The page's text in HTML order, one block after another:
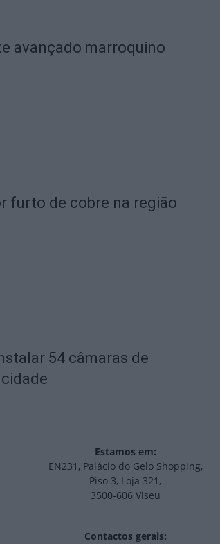
avançado marroquino
furto de cobre na região
54 câmaras de
Estamos em:
EN231, Palácio do Gelo Shopping,
Piso 3, Loja 321,
3500-606 Viseu
Contactos gerais: